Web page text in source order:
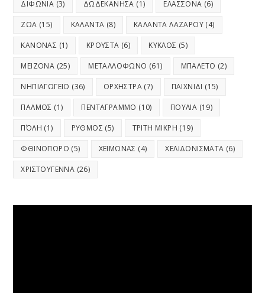
ΔΙΦΩΝΙΑ (3) ΔΩΔΕΚΑΝΗΣΑ (1) ΕΛΑΣΣΟΝΑ (6)
ΖΩΑ (15) ΚΑΛΑΝΤΑ (8) ΚΑΛΑΝΤΑ ΛΑΖΑΡΟΥ (4)
ΚΑΝΟΝΑΣ (1) ΚΡΟΥΣΤΑ (6) ΚΥΚΛΟΣ (5)
ΜΕΙΖΟΝΑ (25) ΜΕΤΑΛΛΟΦΩΝΟ (61) ΜΠΑΛΕΤΟ (2)
ΝΗΠΙΑΓΩΓΕΙΟ (36) ΟΡΧΗΣΤΡΑ (7) ΠΑΙΧΝΙΔΙ (15)
ΠΑΛΜΟΣ (1) ΠΕΝΤΑΓΡΑΜΜΟ (10) ΠΟΥΛΙΑ (19)
ΠΌΛΗ (1) ΡΥΘΜΟΣ (5) ΤΡΙΤΗ ΜΙΚΡΗ (19)
ΦΘΙΝΟΠΩΡΟ (5) ΧΕΙΜΩΝΑΣ (4) ΧΕΛΙΔΟΝΙΣΜΑΤΑ (6)
ΧΡΙΣΤΟΥΓΕΝΝΑ (26)